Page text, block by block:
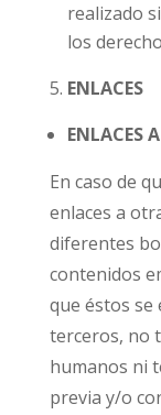
realizado
los
ENLACES
ENLACES
En caso de
enlaces a
diferentes
contenidos
que éstos
terceros, no
humanos ni
previa y/o